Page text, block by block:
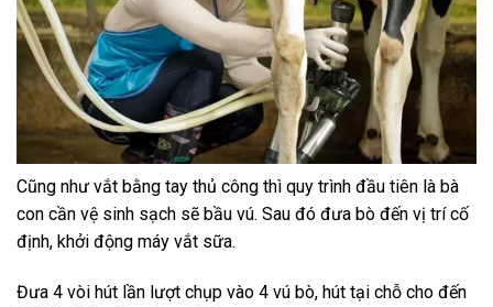
Cũng như vắt bằng tay thủ công thì quy trình đầu tiên là bà
con cần vệ sinh sạch sẽ bầu vú. Sau đó đưa bò đến vị trí cố
định, khởi động máy vắt sữa.
Đưa 4 vòi hút lần lượt chụp vào 4 vú bò, hút tại chỗ cho đến